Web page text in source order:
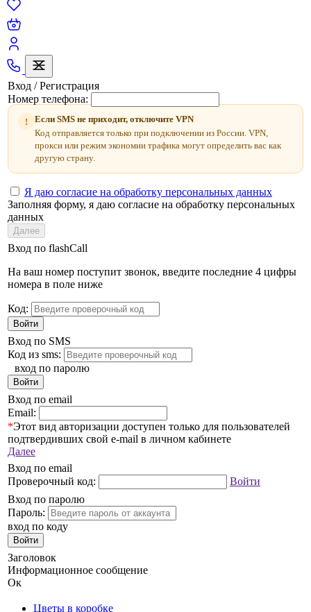
Вход / Регистрация
Номер телефона:
!
Если SMS не приходит, отключите VPN
Код отправляется только при подключении из России. VPN,
прокси или режим экономии трафика могут определить вас как
другую страну.
Я даю согласие на обработку персональных данных
Заполняя форму, я даю согласие на обработку персональных
данных
Далее
Вход по flashCall
На ваш номер поступит звонок, введите последние 4 цифры
номера в поле ниже
Код:
Войти
Вход по SMS
Код из sms:
вход по паролю
Войти
Вход по email
Email:
*Этот вид авторизации доступен только для пользователей
подтвердивших свой e-mail в личном кабинете
Далее
Вход по email
Проверочный код:
Войти
Вход по паролю
Пароль:
вход по коду
Войти
Заголовок
Информационное сообщение
Ок
Цветы в коробке